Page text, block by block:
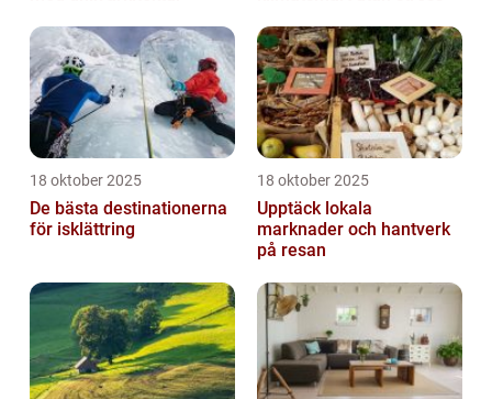
18 oktober 2025
De bästa destinationerna
för isklättring
18 oktober 2025
Upptäck lokala
marknader och hantverk
på resan